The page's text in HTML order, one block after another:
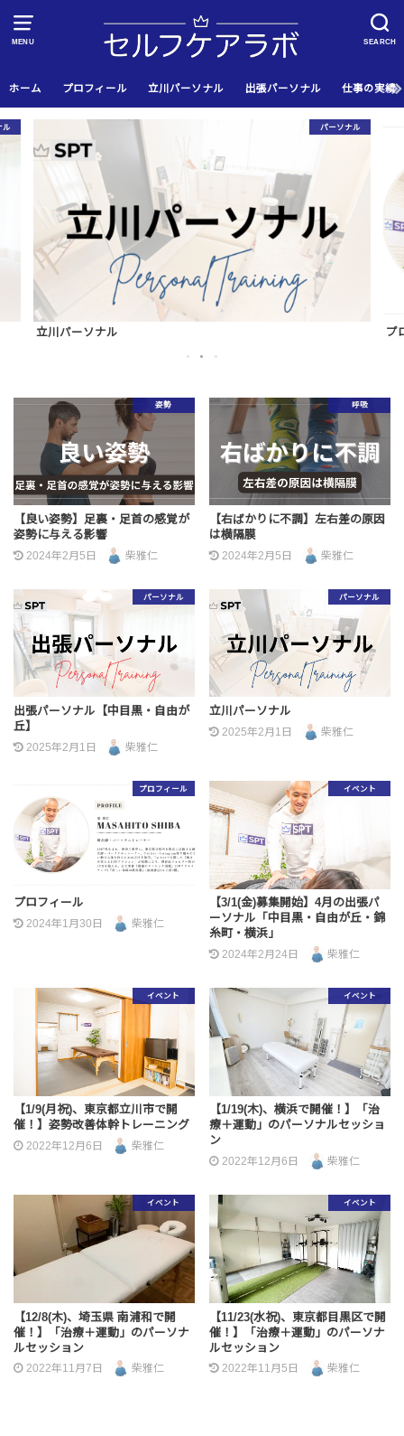
MENU SEARCH
ホーム プロフィール 立川パーソナル 出張パーソナル 仕事の実績
ル パーソナル
立川パーソナル プ
1 2 3
姿勢
【良い姿勢】足裏・足首の感覚が
姿勢に与える影響
2024年2月5日 柴雅仁
呼吸
【右ばかりに不調】左右差の原因
は横隔膜
2024年2月5日 柴雅仁
パーソナル
出張パーソナル【中目黒・自由が
丘】
2025年2月1日 柴雅仁
パーソナル
立川パーソナル
2025年2月1日 柴雅仁
プロフィール
プロフィール
2024年1月30日 柴雅仁
イベント
【3/1(金)募集開始】4月の出張パ
ーソナル「中目黒・自由が丘・錦
糸町・横浜」
2024年2月24日 柴雅仁
イベント
【1/9(月祝)、東京都立川市で開
催！】姿勢改善体幹トレーニング
2022年12月6日 柴雅仁
イベント
【1/19(木)、横浜で開催！】「治
療＋運動」のパーソナルセッショ
ン
2022年12月6日 柴雅仁
イベント
【12/8(木)、埼玉県 南浦和で開
催！】「治療＋運動」のパーソナ
ルセッション
2022年11月7日 柴雅仁
イベント
【11/23(水祝)、東京都目黒区で開
催！】「治療＋運動」のパーソナ
ルセッション
2022年11月5日 柴雅仁